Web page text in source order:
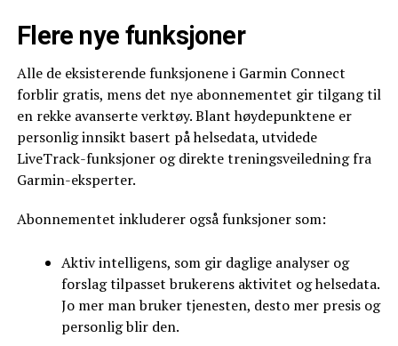
Flere nye funksjoner
Alle de eksisterende funksjonene i Garmin Connect
forblir gratis, mens det nye abonnementet gir tilgang til
en rekke avanserte verktøy. Blant høydepunktene er
personlig innsikt basert på helsedata, utvidede
LiveTrack-funksjoner og direkte treningsveiledning fra
Garmin-eksperter.
Abonnementet inkluderer også funksjoner som:
Aktiv intelligens, som gir daglige analyser og
forslag tilpasset brukerens aktivitet og helsedata.
Jo mer man bruker tjenesten, desto mer presis og
personlig blir den.